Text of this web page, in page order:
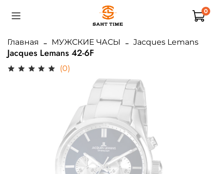
0
Главная МУЖСКИЕ ЧАСЫ Jacques Lemans
Jacques Lemans 42-6F
(0)